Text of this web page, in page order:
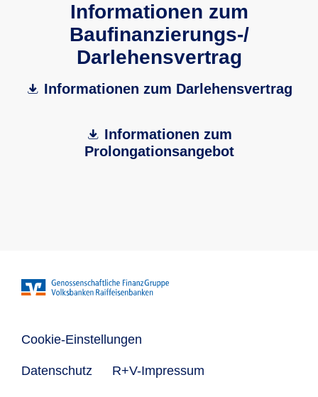
Informationen zum
Baufinanzie­rungs-/
Darlehensvertrag
Informationen zum Darlehensvertrag
Informationen zum
Prolongationsangebot
Cookie-Einstellungen
Datenschutz R+V-Impressum